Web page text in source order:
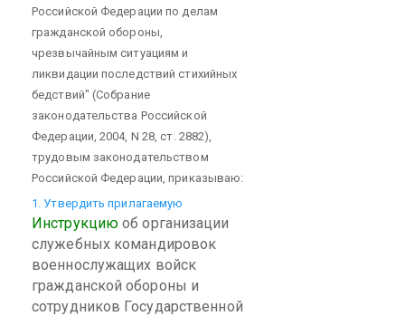
Российской Федерации по делам
гражданской обороны,
чрезвычайным ситуациям и
ликвидации последствий стихийных
бедствий" (Собрание
законодательства Российской
Федерации, 2004, N 28, ст. 2882),
трудовым законодательством
Российской Федерации, приказываю:
1. Утвердить прилагаемую
Инструкцию об организации
служебных командировок
военнослужащих войск
гражданской обороны и
сотрудников Государственной